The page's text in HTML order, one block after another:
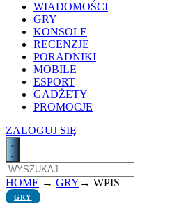
WIADOMOŚCI
GRY
KONSOLE
RECENZJE
PORADNIKI
MOBILE
ESPORT
GADŻETY
PROMOCJE
ZALOGUJ SIĘ
HOME → GRY → WPIS
GRY